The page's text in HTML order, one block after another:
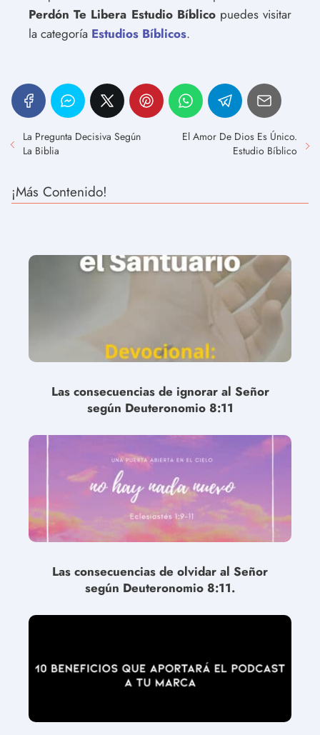
Perdón Te Libera Estudio Bíblicopuedes visitar
la categoría Estudios Bíblicos.
La Pregunta Decisiva Según
La Biblia
El Amor De Dios Es Único.
Estudio Bíblico
¡Más Contenido!
Las consecuencias de ignorar al Señor
según Deuteronomio 8:11
Las consecuencias de olvidar al Señor
según Deuteronomio 8:11.